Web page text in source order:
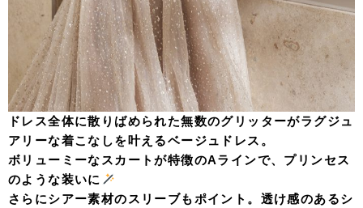
ドレス全体に散りばめられた無数のグリッターがラグジュ
アリーな着こなしを叶えるベージュドレス。
ボリューミーなスカートが特徴のAラインで、プリンセス
のような装いに
さらにシアー素材のスリーブもポイント。透け感のあるシ